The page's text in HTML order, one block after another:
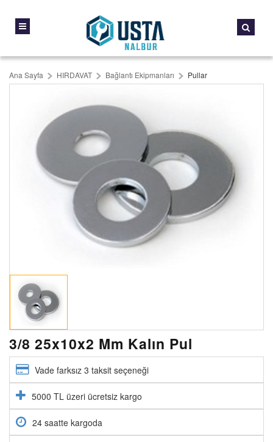
Ana Sayfa HIRDAVAT Bağlantı Ekipmanları Pullar
3/8 25x10x2 Mm Kalın Pul
Vade farksız 3 taksit seçeneği
5000 TL üzeri ücretsiz kargo
24 saatte kargoda